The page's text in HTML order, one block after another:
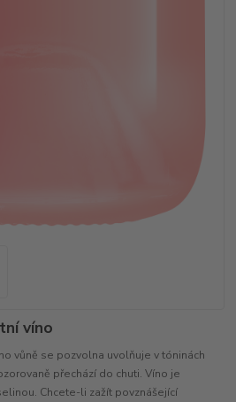
víno
vůně se pozvolna uvolňuje v tóninách
přechází do chuti. Víno je
Chcete-li zažít povznášející